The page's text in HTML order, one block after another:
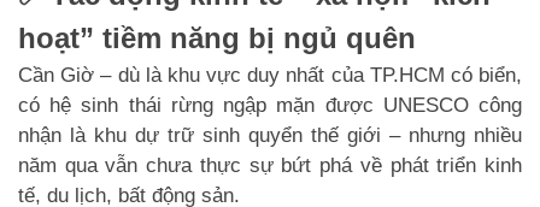
hoạt” tiềm năng bị ngủ quên
Cần Giờ – dù là khu vực duy nhất của TP.HCM có biển,
có hệ sinh thái rừng ngập mặn được UNESCO công
nhận là khu dự trữ sinh quyển thế giới – nhưng nhiều
năm qua vẫn chưa thực sự bứt phá về phát triển kinh
tế, du lịch, bất động sản.